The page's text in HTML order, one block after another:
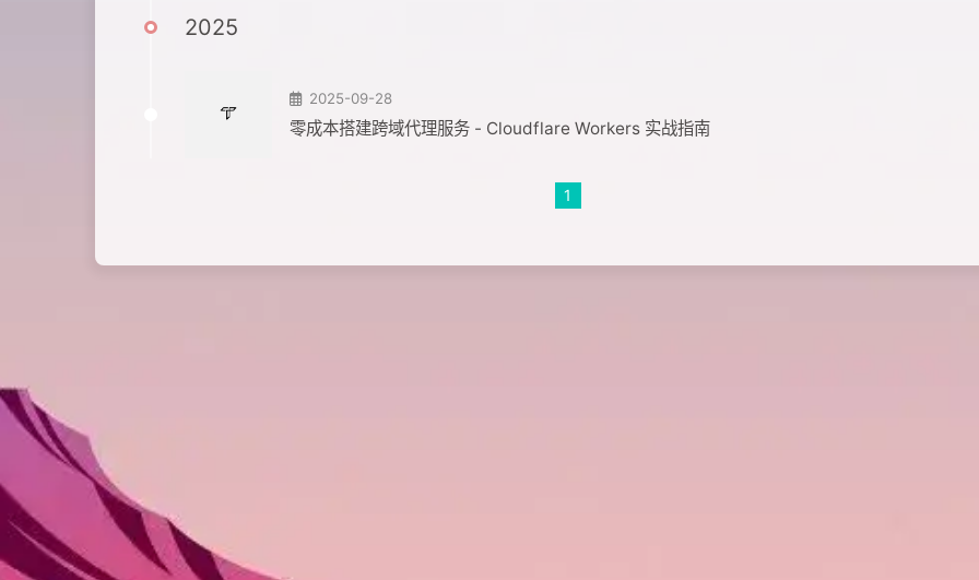
2025
2025-09-28
零成本搭建跨域代理服务 - Cloudflare Workers 实战指南
1